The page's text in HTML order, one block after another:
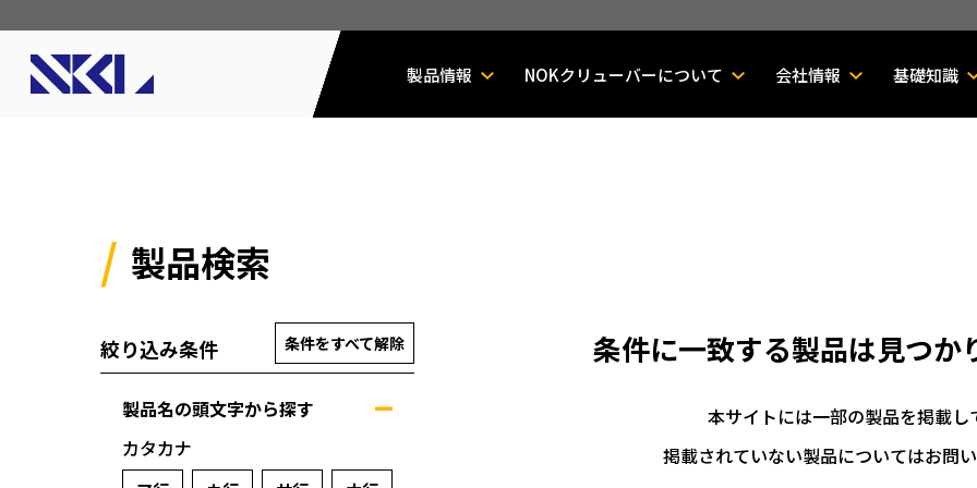
製品情報 NOKクリューバーについて 会社情報 基礎知識
製品検索
絞り込み条件 条件をすべて解除
製品名の頭文字から探す
カタカナ
条件に一致する製品は見つか
本サイトには一部の製品を掲載し
掲載されていない製品についてはお問